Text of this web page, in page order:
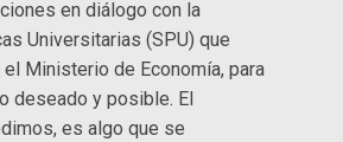
en diálogo con la
Universitarias (SPU) que
Ministerio de Economía, para
deseado y posible. El
es algo que se